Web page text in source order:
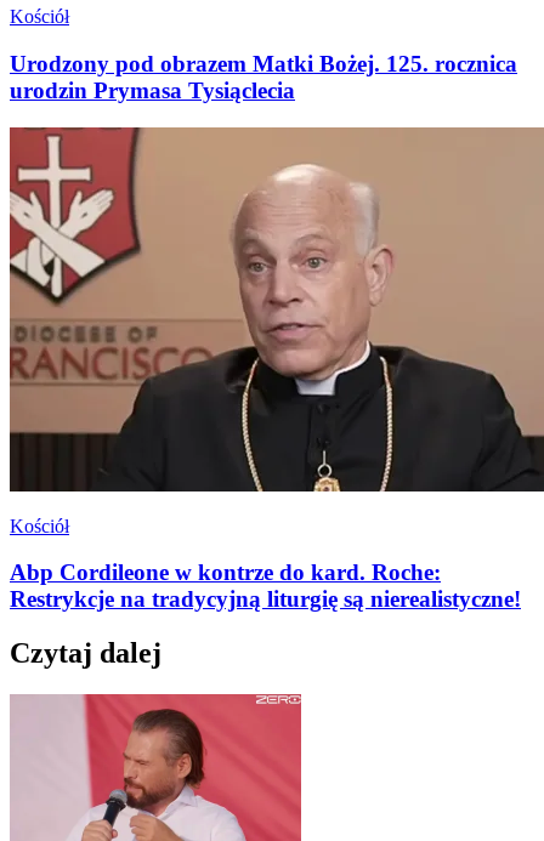
Kościół
Urodzony pod obrazem Matki Bożej. 125. rocznica
urodzin Prymasa Tysiąclecia
Kościół
Abp Cordileone w kontrze do kard. Roche:
Restrykcje na tradycyjną liturgię są nierealistyczne!
Czytaj dalej